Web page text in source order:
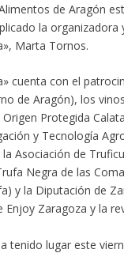
de Aragón
la organizadora
Marta Tornos.
cuenta con el
de Aragón), los
Protegida
y Tecnología
la Asociación de
Negra de las
y la Diputación de
Enjoy Zaragoza y la
tenido lugar este